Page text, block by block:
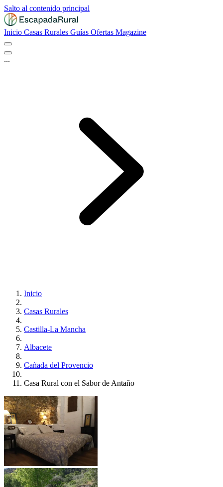
Salto al contenido principal
Inicio Casas Rurales Guías Ofertas Magazine
...
Inicio
Casas Rurales
Castilla-La Mancha
Albacete
Cañada del Provencio
Casa Rural con el Sabor de Antaño